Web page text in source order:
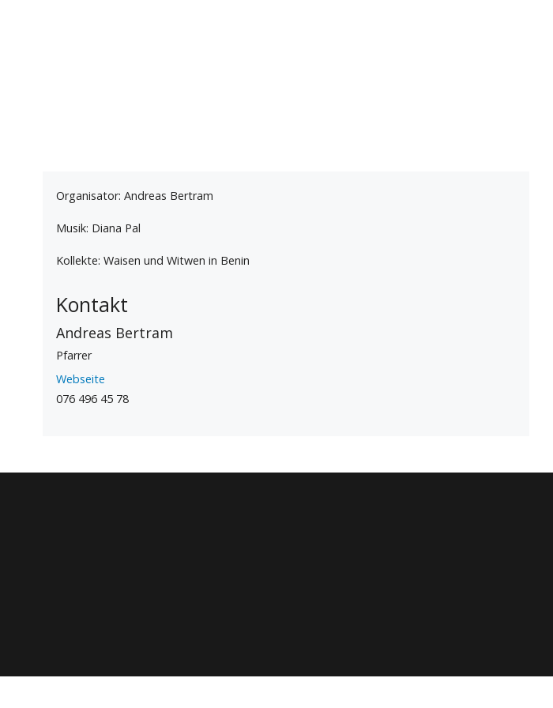
Organisator: Andreas Bertram
Musik: Diana Pal
Kollekte: Waisen und Witwen in Benin
Kontakt
Andreas Bertram
Pfarrer
Webseite
076 496 45 78